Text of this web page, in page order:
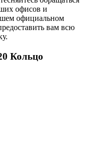
офисов и
официальном
вам всю
Кольцо